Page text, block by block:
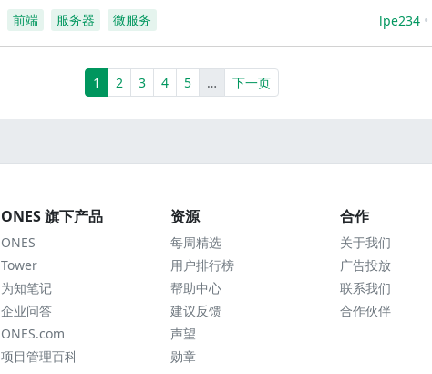
前端 服务器 微服务 lpe234
1 (current)
2 3 4 5 …More下一页
ONES 旗下产品
ONES
Tower
为知笔记
企业问答
ONES.com
项目管理百科
资源
每周精选
用户排行榜
帮助中心
建议反馈
声望
勋章
合作
关于我们
广告投放
联系我们
合作伙伴